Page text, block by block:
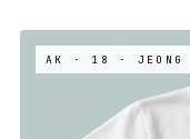
AK · 18 · JEONG